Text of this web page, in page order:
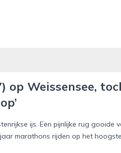
op Weissensee,
ijs. Een pijnlijke rug gooide
marathons rijden op het